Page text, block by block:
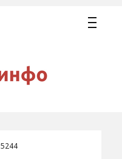
5244